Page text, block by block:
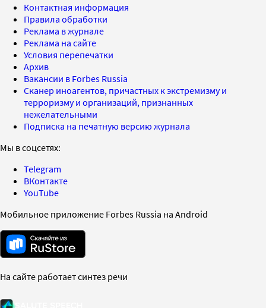
Контактная информация
Правила обработки
Реклама в журнале
Реклама на сайте
Условия перепечатки
Архив
Вакансии в Forbes Russia
Сканер иноагентов, причастных к экстремизму и
терроризму и организаций, признанных
нежелательными
Подписка на печатную версию журнала
Мы в соцсетях:
Telegram
ВКонтакте
YouTube
Мобильное приложение Forbes Russia на Android
На сайте работает синтез речи